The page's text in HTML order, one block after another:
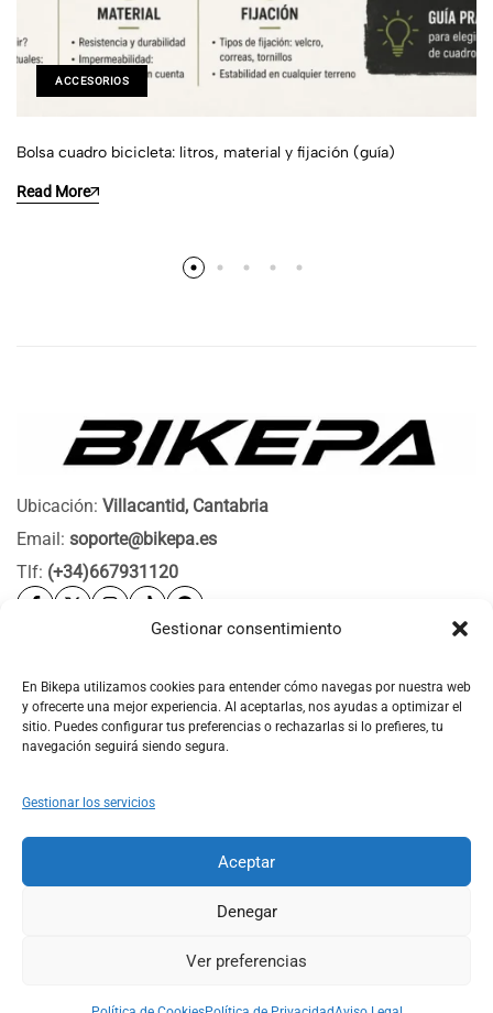
Gestionar consentimiento
En Bikepa utilizamos cookies para entender cómo navegas por nuestra web
y ofrecerte una mejor experiencia. Al aceptarlas, nos ayudas a optimizar el
sitio. Puedes configurar tus preferencias o rechazarlas si lo prefieres, tu
navegación seguirá siendo segura.
Gestionar los servicios
Aceptar
Denegar
Ver preferencias
ACCESORIOS
Bolsa cuadro bicicleta: litros, material y fijación (guía)
Read More
Ubicación: Villacantid, Cantabria
Email: soporte@bikepa.es
Tlf: (+34)667931120
Bikepa
Newsletter Bikepa
© 2026 Bikepa. Todos los derechos reservados.